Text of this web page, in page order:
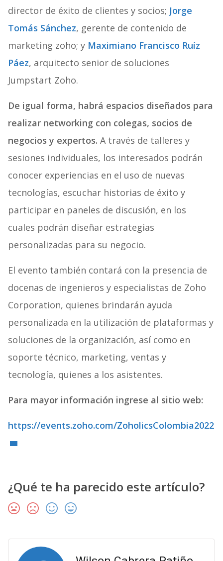
director de éxito de clientes y socios; Jorge
Tomás Sánchez, gerente de contenido de
marketing zoho; y Maximiano Francisco Ruíz
Páez, arquitecto senior de soluciones
Jumpstart Zoho.
De igual forma, habrá espacios diseñados para
realizar networking con colegas, socios de
negocios y expertos. A través de talleres y
sesiones individuales, los interesados podrán
conocer experiencias en el uso de nuevas
tecnologías, escuchar historias de éxito y
participar en paneles de discusión, en los
cuales podrán diseñar estrategias
personalizadas para su negocio.
El evento también contará con la presencia de
docenas de ingenieros y especialistas de Zoho
Corporation, quienes brindarán ayuda
personalizada en la utilización de plataformas y
soluciones de la organización, así como en
soporte técnico, marketing, ventas y
tecnología, quienes a los asistentes.
Para mayor información ingrese al sitio web:
https://events.zoho.com/ZoholicsColombia2022
¿Qué te ha parecido este artículo?